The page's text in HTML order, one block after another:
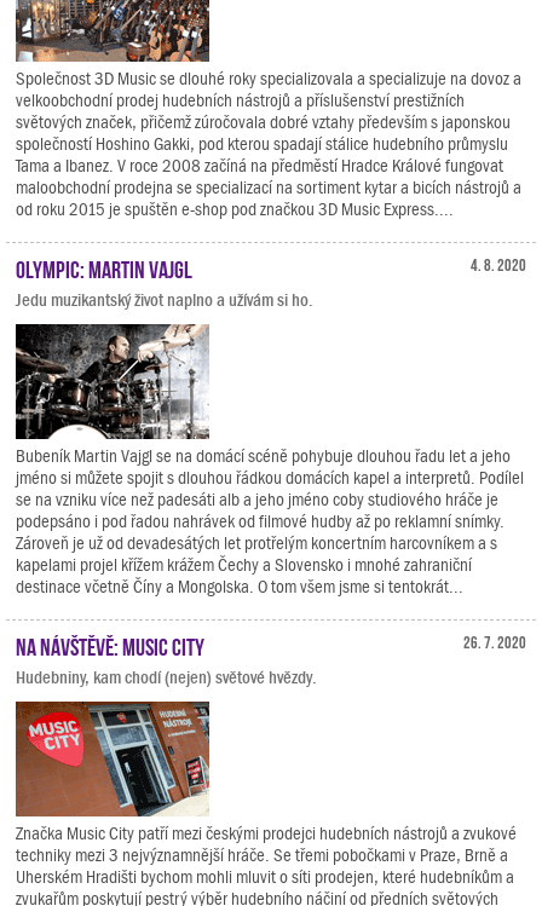
Společnost 3D Music se dlouhé roky specializovala a specializuje na dovoz a
velkoobchodní prodej hudebních nástrojů a příslušenství prestižních
světových značek, přičemž zúročovala dobré vztahy především s japonskou
společností Hoshino Gakki, pod kterou spadají stálice hudebního průmyslu
Tama a Ibanez. V roce 2008 začíná na předměstí Hradce Králové fungovat
maloobchodní prodejna se specializací na sortiment kytar a bicích nástrojů a
od roku 2015 je spuštěn e-shop pod značkou 3D Music Express....
4. 8. 2020
Olympic: Martin Vajgl
Jedu muzikantský život naplno a užívám si ho.
Bubeník Martin Vajgl se na domácí scéně pohybuje dlouhou řadu let a jeho
jméno si můžete spojit s dlouhou řádkou domácích kapel a interpretů. Podílel
se na vzniku více než padesáti alb a jeho jméno coby studiového hráče je
podepsáno i pod řadou nahrávek od filmové hudby až po reklamní snímky.
Zároveň je už od devadesátých let protřelým koncertním harcovníkem a s
kapelami projel křížem krážem Čechy a Slovensko i mnohé zahraniční
destinace včetně Číny a Mongolska. O tom všem jsme si tentokrát...
26. 7. 2020
Na návštěvě: Music City
Hudebniny, kam chodí (nejen) světové hvězdy.
Značka Music City patří mezi českými prodejci hudebních nástrojů a zvukové
techniky mezi 3 nejvýznamnější hráče. Se třemi pobočkami v Praze, Brně a
Uherském Hradišti bychom mohli mluvit o síti prodejen, které hudebníkům a
zvukařům poskytují pestrý výběr hudebního náčiní od předních světových